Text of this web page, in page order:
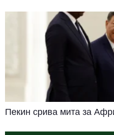
Пекин срива мита за